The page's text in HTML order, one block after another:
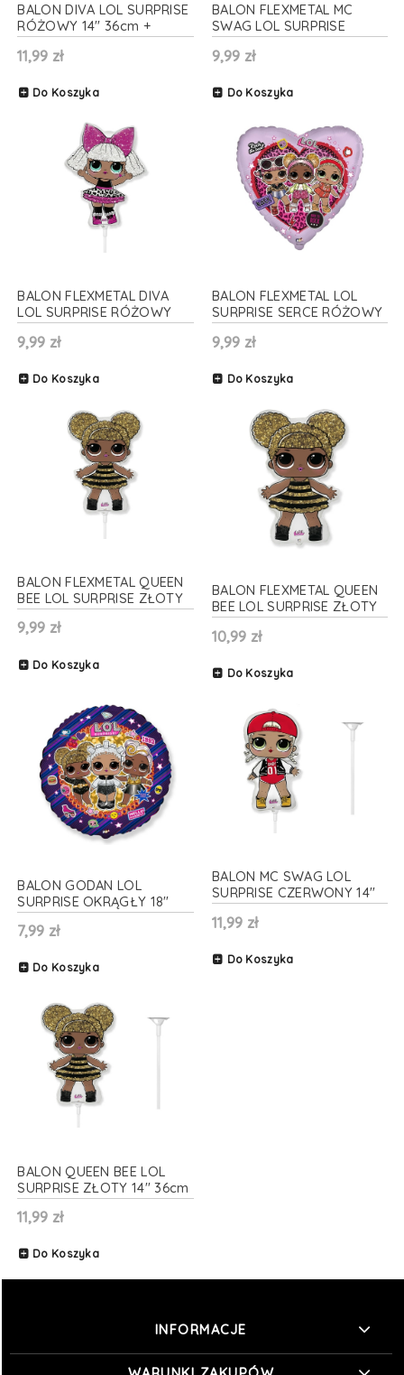
BALON DIVA LOL SURPRISE
RÓŻOWY 14'' 36cm +
PATYK
11,99 zł
Do Koszyka
BALON FLEXMETAL MC
SWAG LOL SURPRISE
CZERWONY 14'' 36cm
9,99 zł
Do Koszyka
BALON FLEXMETAL DIVA
LOL SURPRISE RÓŻOWY
14'' 36cm
9,99 zł
Do Koszyka
BALON FLEXMETAL LOL
SURPRISE SERCE RÓŻOWY
18'' 46cm
9,99 zł
Do Koszyka
BALON FLEXMETAL QUEEN
BEE LOL SURPRISE ZŁOTY
14'' 36cm
9,99 zł
Do Koszyka
BALON FLEXMETAL QUEEN
BEE LOL SURPRISE ZŁOTY
34'' 85cm
10,99 zł
Do Koszyka
BALON GODAN LOL
SURPRISE OKRĄGŁY 18''
46cm
7,99 zł
Do Koszyka
BALON MC SWAG LOL
SURPRISE CZERWONY 14''
36cm + PATYK
11,99 zł
Do Koszyka
BALON QUEEN BEE LOL
SURPRISE ZŁOTY 14'' 36cm
+ PATYK
11,99 zł
Do Koszyka
INFORMACJE